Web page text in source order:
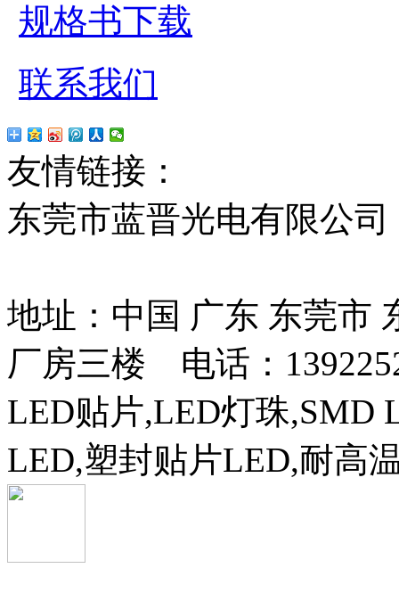
规格书下载
联系我们
友情链接：
东莞市蓝晋光电有限公
地址：中国 广东 东莞市
厂房三楼 电话：
LED贴片,LED灯珠,SMD
LED,塑封贴片LED,耐